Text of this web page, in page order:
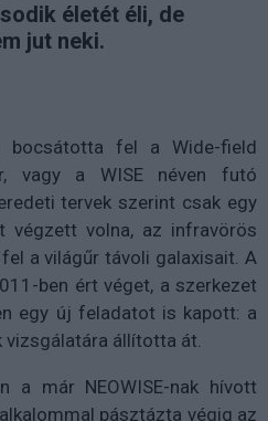
életét éli, de
jut neki.
bocsátotta fel a Wide-field
vagy a WISE néven futó
tervek szerint csak egy
végzett volna, az infravörös
a világűr távoli galaxisait. A
ben ért véget, a szerkezet
egy új feladatot is kapott: a
vizsgálatára állította át.
már NEOWISE-nak hívott
pásztázta végig az